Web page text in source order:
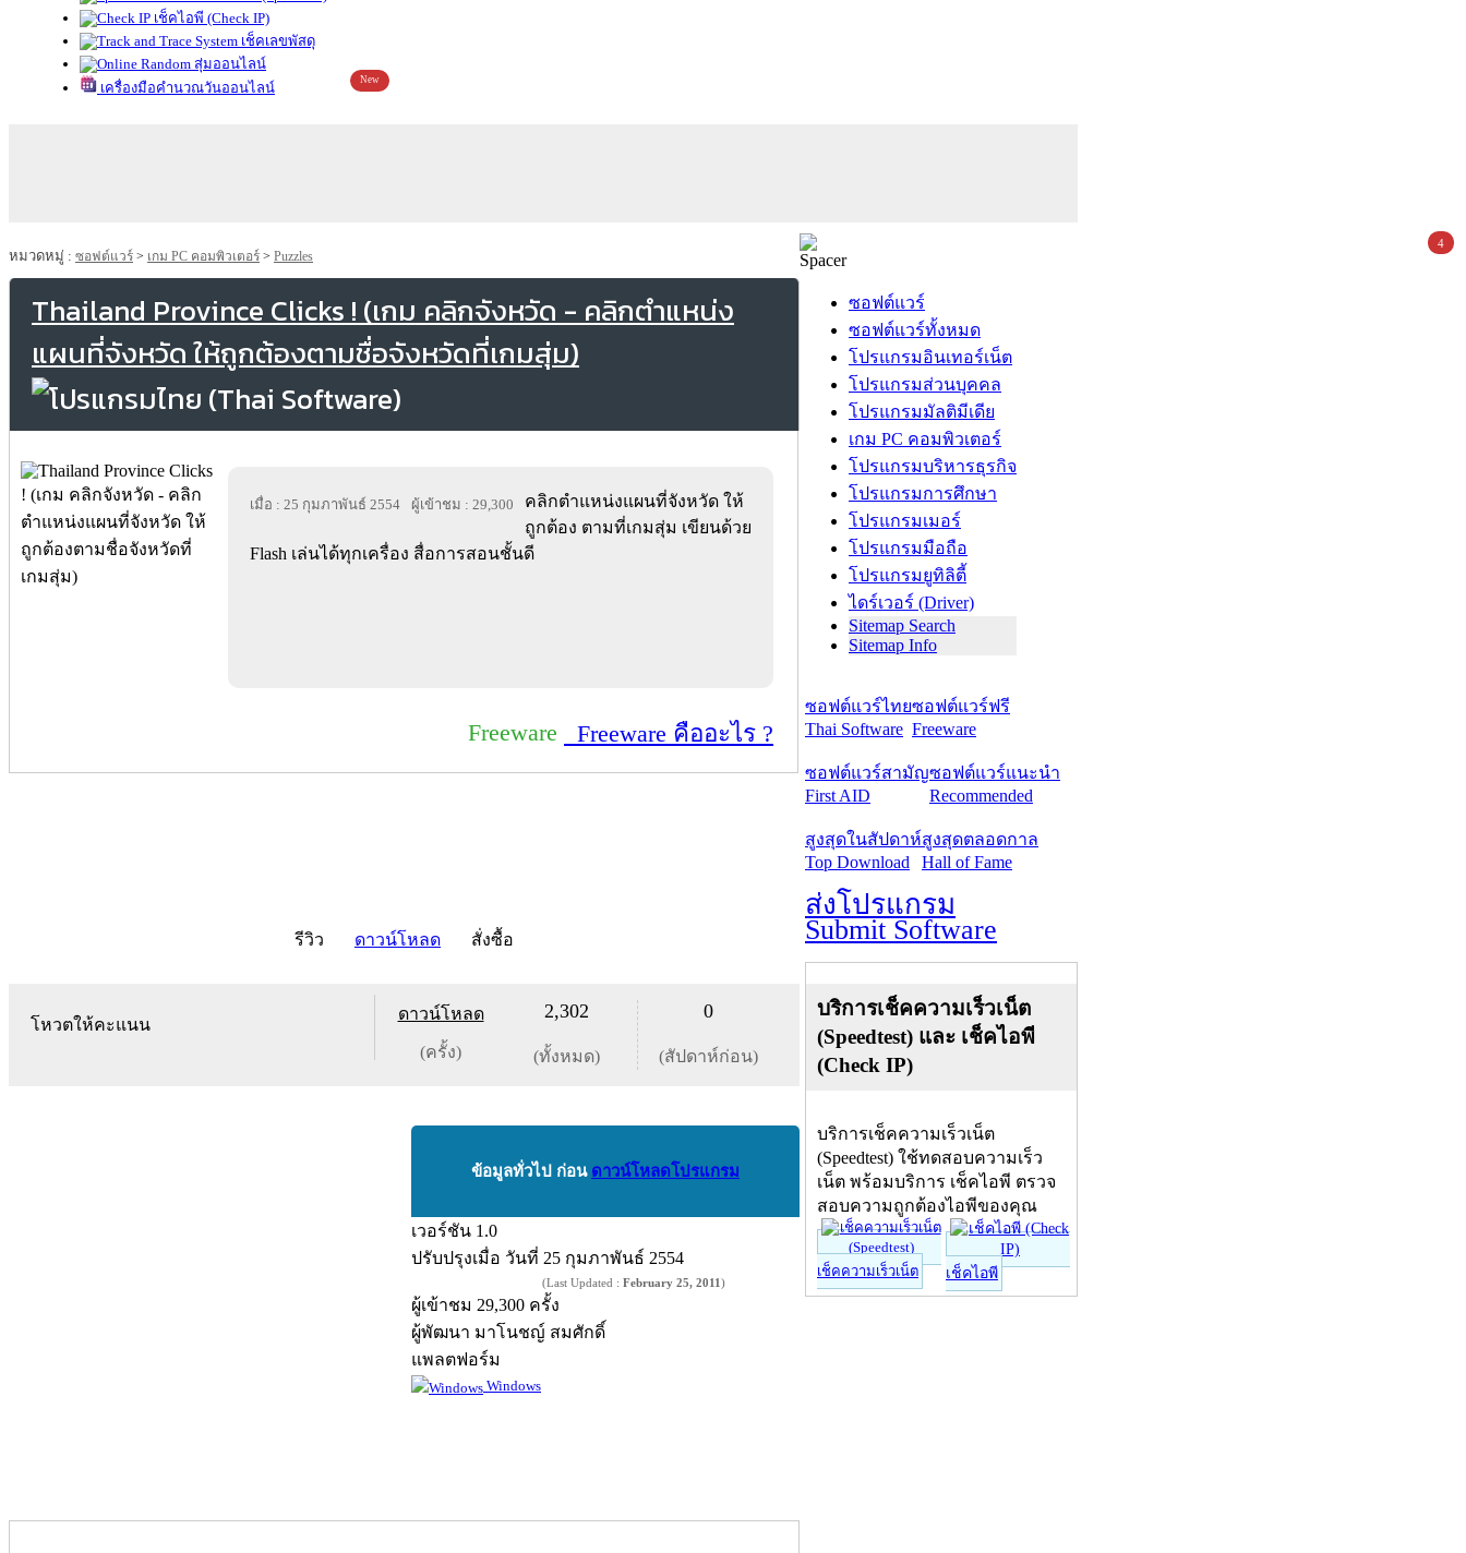
เช็คไอพี (Check IP)
เช็คเลขพัสดุ
สุ่มออนไลน์
เครื่องมือคำนวณวันออนไลน์
New
หมวดหมู่ : ซอฟต์แวร์ > เกม PC คอมพิวเตอร์ > Puzzles
Thailand Province Clicks ! (เกม คลิกจังหวัด - คลิกตำแหน่ง
แผนที่จังหวัด ให้ถูกต้องตามชื่อจังหวัดที่เกมสุ่ม)
เมื่อ : 25 กุมภาพันธ์ 2554 ผู้เข้าชม : 29,300
คลิกตำแหน่งแผนที่จังหวัด ให้
ถูกต้อง ตามที่เกมสุ่ม เขียนด้วย
Flash เล่นได้ทุกเครื่อง สื่อการสอนชั้นดี
Freeware Freeware คืออะไร ?
รีวิว ดาวน์โหลด สั่งซื้อ
โหวตให้คะแนน
ดาวน์โหลด
(ครั้ง)
2,302
(ทั้งหมด)
0
(สัปดาห์ก่อน)
ข้อมูลทั่วไป ก่อน ดาวน์โหลดโปรแกรม
เวอร์ชัน 1.0
ปรับปรุงเมื่อ วันที่ 25 กุมภาพันธ์ 2554
(Last Updated : February 25, 2011 )
ผู้เข้าชม 29,300 ครั้ง
ผู้พัฒนา มาโนชญ์ สมศักดิ์
แพลตฟอร์ม
Windows
ซอฟต์แวร์
ซอฟต์แวร์ทั้งหมด
โปรแกรมอินเทอร์เน็ต
โปรแกรมส่วนบุคคล
โปรแกรมมัลติมีเดีย
เกม PC คอมพิวเตอร์
โปรแกรมบริหารธุรกิจ
โปรแกรมการศึกษา
โปรแกรมเมอร์
โปรแกรมมือถือ
โปรแกรมยูทิลิตี้
ไดร์เวอร์ (Driver)
Sitemap Search
Sitemap Info
ซอฟต์แวร์ไทย
Thai Software
ซอฟต์แวร์ฟรี
Freeware
ซอฟต์แวร์สามัญ
First AID
ซอฟต์แวร์แนะนำ
Recommended
สูงสุดในสัปดาห์
Top Download
สูงสุดตลอดกาล
Hall of Fame
ส่งโปรแกรม
Submit Software
บริการเช็คความเร็วเน็ต
(Speedtest) และ เช็คไอพี
(Check IP)
บริการเช็คความเร็วเน็ต
(Speedtest) ใช้ทดสอบความเร็ว
เน็ต พร้อมบริการ เช็คไอพี ตรวจ
สอบความถูกต้องไอพีของคุณ
เช็คความเร็วเน็ต เช็คไอพี
4